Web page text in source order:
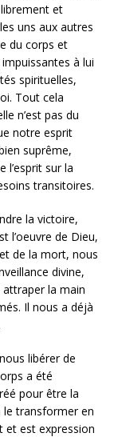
et
uns aux autres
du corps et
à lui
spirituelles,
Tout cela
n’est pas du
notre esprit
suprême,
l’esprit sur la
transitoires.
la victoire,
l’oeuvre de Dieu,
de la mort, nous
divine,
attraper la main
Il nous a déjà
libérer de
a été
pour être la
le transformer en
et est expression